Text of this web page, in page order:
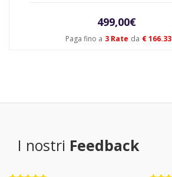
Paga fino a 3 Rate da € 166.33
499,00€
I nostri Feedback